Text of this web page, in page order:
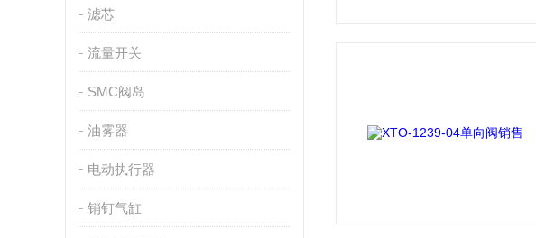
滤芯
流量开关
SMC阀岛
油雾器
电动执行器
销钉气缸